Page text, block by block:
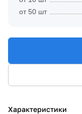
от 50 шт
Характеристики